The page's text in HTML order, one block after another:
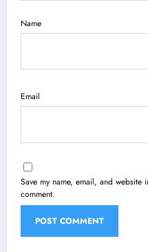
Name
Email
Save my name, email, and website
comment.